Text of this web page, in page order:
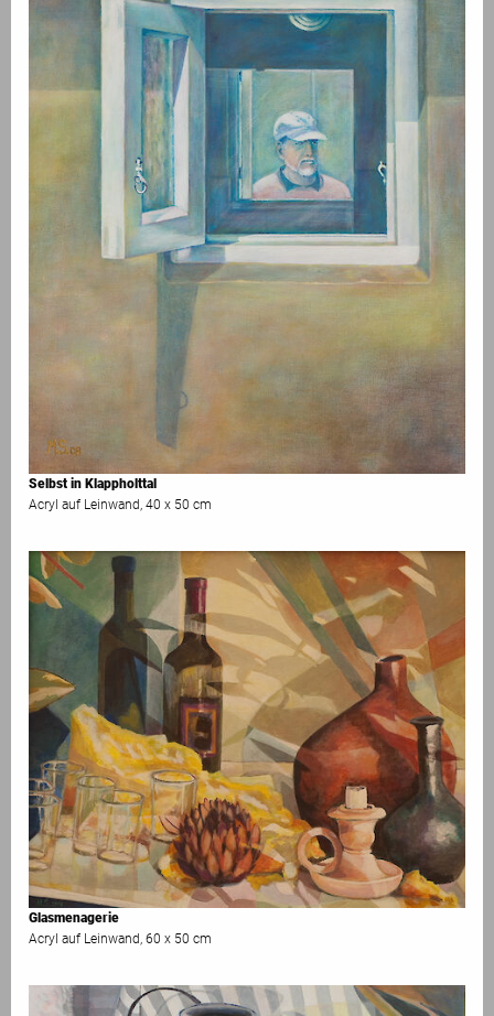
Selbst in Klappholttal
Acryl auf Leinwand, 40 x 50 cm
Glasmenagerie
Acryl auf Leinwand, 60 x 50 cm